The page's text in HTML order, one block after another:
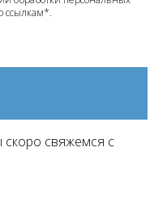
ссылкам*.
свяжемся с